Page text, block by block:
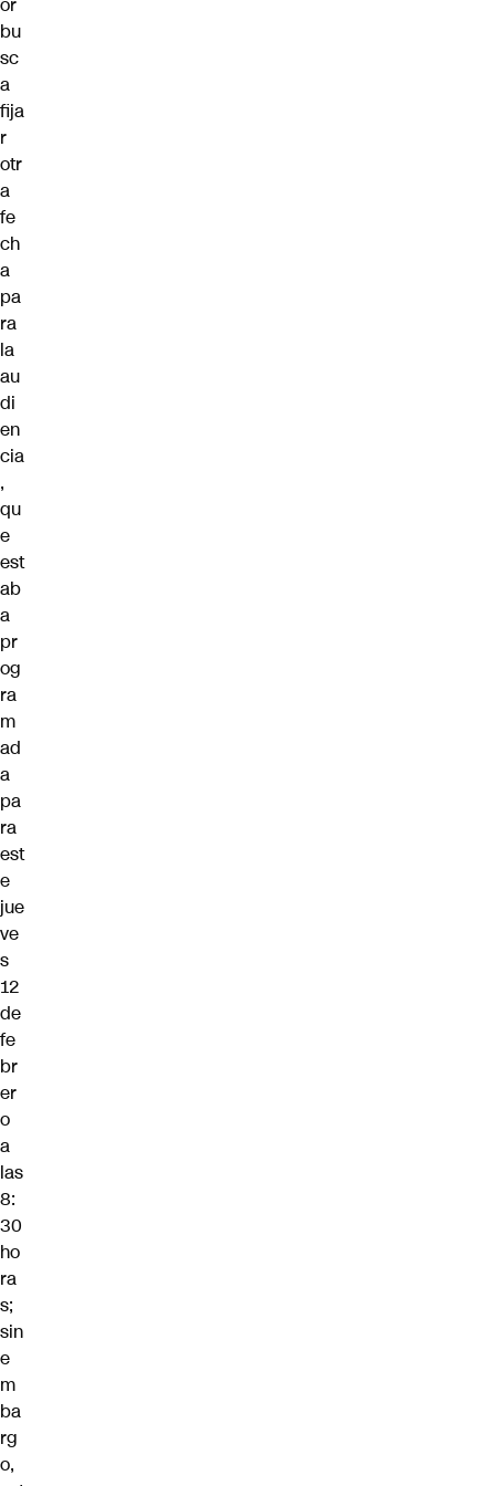
bu
sc
a
fija
r
otr
a
fe
ch
a
pa
ra
la
au
di
en
cia
,
qu
e
est
ab
a
pr
og
ra
m
ad
a
pa
ra
est
e
jue
ve
s
12
de
fe
br
er
o
a
las
8:
30
ho
ra
s;
sin
e
m
ba
rg
o,